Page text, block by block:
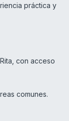
práctica y
con acceso
comunes.